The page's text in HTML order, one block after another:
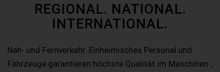
REGIONAL. NATIONAL.
INTERNATIONAL.
Nah- und Fernverkehr. Einheimisches Personal und
Fahrzeuge garantieren höchste Qualität im Maschinen-,